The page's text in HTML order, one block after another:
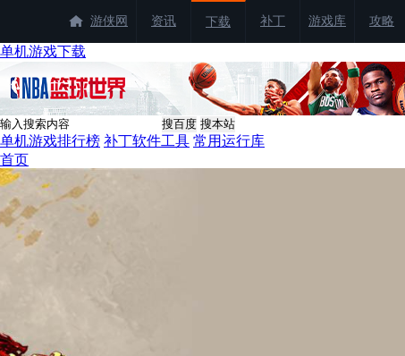
游侠网 资讯 下载 补丁 游戏库 攻略
单机游戏下载
单机游戏排行榜 补丁软件工具 常用运行库
首页
找游戏
找补丁
单机游戏
网络游戏
经典单机
游侠商城
热门游戏